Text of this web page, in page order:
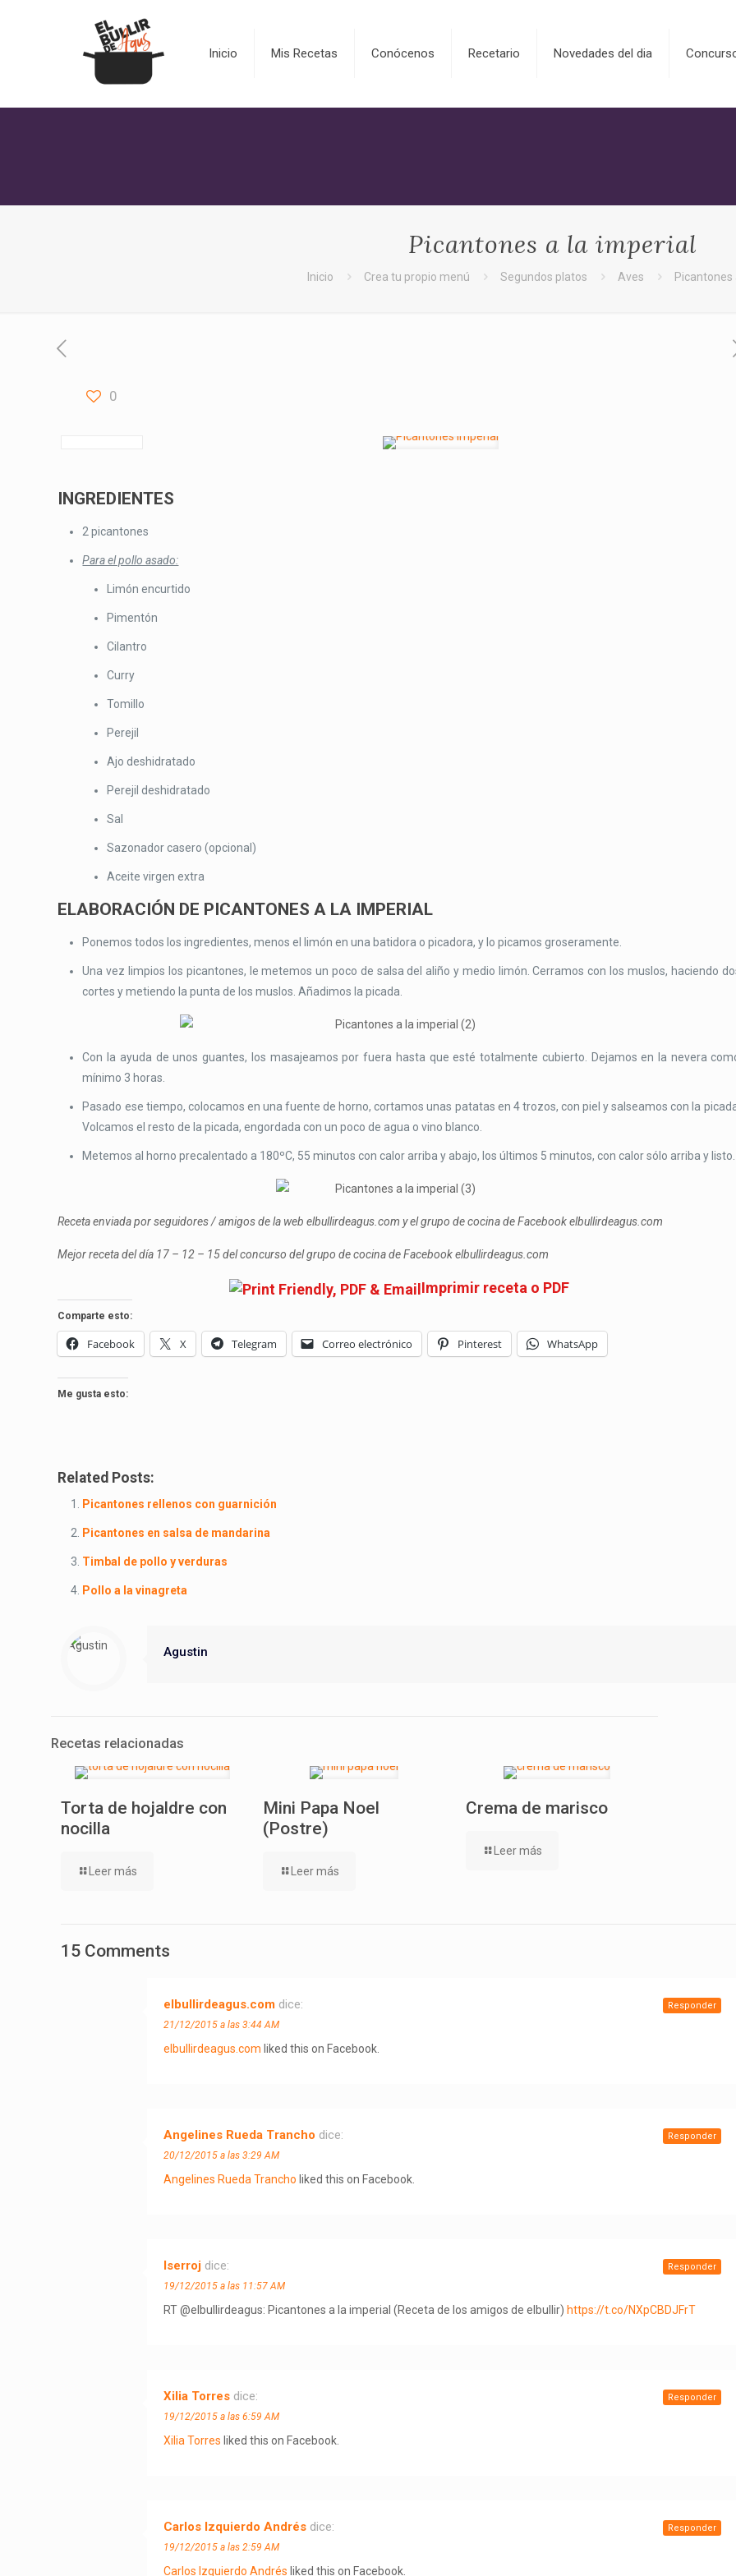
Inicio Mis Recetas Conócenos Recetario Novedades del dia
Picantones a la imperial
Inicio Crea tu propio menú Segundos platos Aves Picantones
0
INGREDIENTES
2 picantones
Para el pollo asado:
Limón encurtido
Pimentón
Cilantro
Curry
Tomillo
Perejil
Ajo deshidratado
Perejil deshidratado
Sal
Sazonador casero (opcional)
Aceite virgen extra
ELABORACIÓN DE PICANTONES A LA IMPERIAL
Ponemos todos los ingredientes, menos el limón en una batidora o picadora, y lo picamos groseramente.
Una vez limpios los picantones, le metemos un poco de salsa del aliño y medio limón. Cerramos con los muslos, haciendo
cortes y metiendo la punta de los muslos. Añadimos la picada.
Con la ayuda de unos guantes, los masajeamos por fuera hasta que esté totalmente cubierto. Dejamos en la nevera
mínimo 3 horas.
Pasado ese tiempo, colocamos en una fuente de horno, cortamos unas patatas en 4 trozos, con piel y salseamos con la
Volcamos el resto de la picada, engordada con un poco de agua o vino blanco.
Metemos al horno precalentado a 180ºC, 55 minutos con calor arriba y abajo, los últimos 5 minutos, con calor sólo arriba y listo.
Receta enviada por seguidores / amigos de la web elbullirdeagus.com y el grupo de cocina de Facebook elbullirdeagus.com
Mejor receta del día 17 – 12 – 15 del concurso del grupo de cocina de Facebook elbullirdeagus.com
Imprimir receta o PDF
Comparte esto:
Facebook X Telegram Correo electrónico Pinterest WhatsApp
Me gusta esto:
Related Posts:
Picantones rellenos con guarnición
Picantones en salsa de mandarina
Timbal de pollo y verduras
Pollo a la vinagreta
Agustin
Recetas relacionadas
Torta de hojaldre con
nocilla
Leer más
Mini Papa Noel
(Postre)
Leer más
Crema de marisco
Leer más
15 Comments
elbullirdeagus.com dice:
21/12/2015 a las 3:44 AM
elbullirdeagus.com liked this on Facebook.
Responder
Angelines Rueda Trancho dice:
20/12/2015 a las 3:29 AM
Angelines Rueda Trancho liked this on Facebook.
Responder
lserroj dice:
19/12/2015 a las 11:57 AM
RT @elbullirdeagus: Picantones a la imperial (Receta de los amigos de elbullir) https://t.co/NXpCBDJFrT
Responder
Xilia Torres dice:
19/12/2015 a las 6:59 AM
Xilia Torres liked this on Facebook.
Responder
Carlos Izquierdo Andrés dice:
19/12/2015 a las 2:59 AM
Carlos Izquierdo Andrés liked this on Facebook.
Responder